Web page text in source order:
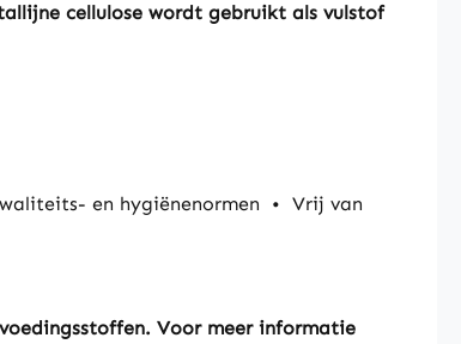
cellulose wordt gebruikt als vulstof
en hygiënenormen • Vrij van
Voor meer informatie